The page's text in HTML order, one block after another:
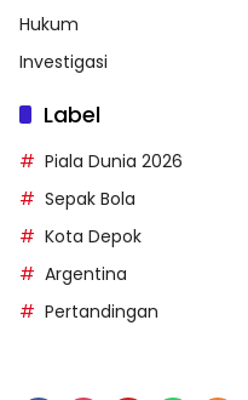
Hukum
Investigasi
Label
Piala Dunia 2026
Sepak Bola
Kota Depok
Argentina
Pertandingan